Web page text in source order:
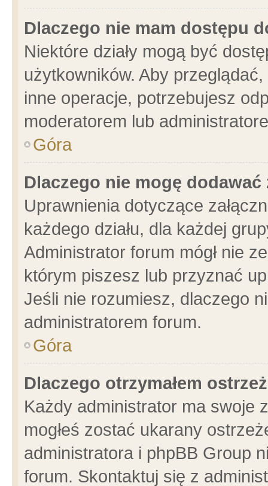
Dlaczego nie mam dostępu
Niektóre działy mogą być
użytkowników. Aby
inne operacje, potrzebujesz
moderatorem lub
Góra
Dlaczego nie mogę dodawać
Uprawnienia dotyczące
każdego działu, dla każdej
Administrator forum mógł nie
którym piszesz lub przyznać
Jeśli nie rozumiesz, dlaczego
administratorem forum.
Góra
Dlaczego otrzymałem
Każdy administrator ma swoje
mogłeś zostać ukarany
administratora i phpBB Group
forum. Skontaktuj się z